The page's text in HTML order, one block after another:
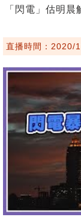
「閃電」估明
直播時間：2020/